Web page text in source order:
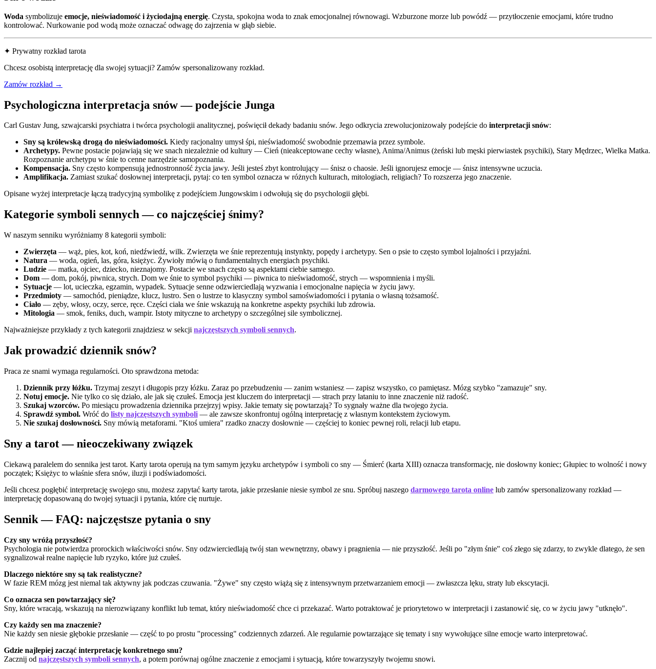
Woda symbolizuje emocje, nieświadomość i życiodajną energię. Czysta, spokojna woda to znak emocjonalnej równowagi. Wzburzone morze lub powódź — przytłoczenie emocjami, które trudno
kontrolować. Nurkowanie pod wodą może oznaczać odwagę do zajrzenia w głąb siebie.
✦ Prywatny rozkład tarota
Chcesz osobistą interpretację dla swojej sytuacji? Zamów spersonalizowany rozkład.
Zamów rozkład →
Psychologiczna interpretacja snów — podejście Junga
Carl Gustav Jung, szwajcarski psychiatra i twórca psychologii analitycznej, poświęcił dekady badaniu snów. Jego odkrycia zrewolucjonizowały podejście do interpretacji snów:
Sny są królewską drogą do nieświadomości. Kiedy racjonalny umysł śpi, nieświadomość swobodnie przemawia przez symbole.
Archetypy. Pewne postacie pojawiają się we snach niezależnie od kultury — Cień (nieakceptowane cechy własne), Anima/Animus (żeński lub męski pierwiastek psychiki), Stary Mędrzec, Wielka Matka.
Rozpoznanie archetypu w śnie to cenne narzędzie samopoznania.
Kompensacja. Sny często kompensują jednostronność życia jawy. Jeśli jesteś zbyt kontrolujący — śnisz o chaosie. Jeśli ignorujesz emocje — śnisz intensywne uczucia.
Amplifikacja. Zamiast szukać dosłownej interpretacji, pytaj: co ten symbol oznacza w różnych kulturach, mitologiach, religiach? To rozszerza jego znaczenie.
Opisane wyżej interpretacje łączą tradycyjną symbolikę z podejściem Jungowskim i odwołują się do psychologii głębi.
Kategorie symboli sennych — co najczęściej śnimy?
W naszym senniku wyróżniamy 8 kategorii symboli:
Zwierzęta — wąż, pies, kot, koń, niedźwiedź, wilk. Zwierzęta we śnie reprezentują instynkty, popędy i archetypy. Sen o psie to często symbol lojalności i przyjaźni.
Natura — woda, ogień, las, góra, księżyc. Żywioły mówią o fundamentalnych energiach psychiki.
Ludzie — matka, ojciec, dziecko, nieznajomy. Postacie we snach często są aspektami ciebie samego.
Dom — dom, pokój, piwnica, strych. Dom we śnie to symbol psychiki — piwnica to nieświadomość, strych — wspomnienia i myśli.
Sytuacje — lot, ucieczka, egzamin, wypadek. Sytuacje senne odzwierciedlają wyzwania i emocjonalne napięcia w życiu jawy.
Przedmioty — samochód, pieniądze, klucz, lustro. Sen o lustrze to klasyczny symbol samoświadomości i pytania o własną tożsamość.
Ciało — zęby, włosy, oczy, serce, ręce. Części ciała we śnie wskazują na konkretne aspekty psychiki lub zdrowia.
Mitologia — smok, feniks, duch, wampir. Istoty mityczne to archetypy o szczególnej sile symbolicznej.
Najważniejsze przykłady z tych kategorii znajdziesz w sekcji najczęstszych symboli sennych.
Jak prowadzić dziennik snów?
Praca ze snami wymaga regularności. Oto sprawdzona metoda:
Dziennik przy łóżku. Trzymaj zeszyt i długopis przy łóżku. Zaraz po przebudzeniu — zanim wstaniesz — zapisz wszystko, co pamiętasz. Mózg szybko "zamazuje" sny.
Notuj emocje. Nie tylko co się działo, ale jak się czułeś. Emocja jest kluczem do interpretacji — strach przy lataniu to inne znaczenie niż radość.
Szukaj wzorców. Po miesiącu prowadzenia dziennika przejrzyj wpisy. Jakie tematy się powtarzają? To sygnały ważne dla twojego życia.
Sprawdź symbol. Wróć do listy najczęstszych symboli — ale zawsze skonfrontuj ogólną interpretację z własnym kontekstem życiowym.
Nie szukaj dosłowności. Sny mówią metaforami. "Ktoś umiera" rzadko znaczy dosłownie — częściej to koniec pewnej roli, relacji lub etapu.
Sny a tarot — nieoczekiwany związek
Ciekawą paralelem do sennika jest tarot. Karty tarota operują na tym samym języku archetypów i symboli co sny — Śmierć (karta XIII) oznacza transformację, nie dosłowny koniec; Głupiec to wolność i nowy
początek; Księżyc to właśnie sfera snów, iluzji i podświadomości.
Jeśli chcesz pogłębić interpretację swojego snu, możesz zapytać karty tarota, jakie przesłanie niesie symbol ze snu. Spróbuj naszego darmowego tarota online lub zamów spersonalizowany rozkład —
interpretację dopasowaną do twojej sytuacji i pytania, które cię nurtuje.
Sennik — FAQ: najczęstsze pytania o sny
Czy sny wróżą przyszłość?
Psychologia nie potwierdza prorockich właściwości snów. Sny odzwierciedlają twój stan wewnętrzny, obawy i pragnienia — nie przyszłość. Jeśli po "złym śnie" coś złego się zdarzy, to zwykle dlatego, że sen
sygnalizował realne napięcie lub ryzyko, które już czułeś.
Dlaczego niektóre sny są tak realistyczne?
W fazie REM mózg jest niemal tak aktywny jak podczas czuwania. "Żywe" sny często wiążą się z intensywnym przetwarzaniem emocji — zwłaszcza lęku, straty lub ekscytacji.
Co oznacza sen powtarzający się?
Sny, które wracają, wskazują na nierozwiązany konflikt lub temat, który nieświadomość chce ci przekazać. Warto potraktować je priorytetowo w interpretacji i zastanowić się, co w życiu jawy "utknęło".
Czy każdy sen ma znaczenie?
Nie każdy sen niesie głębokie przesłanie — część to po prostu "processing" codziennych zdarzeń. Ale regularnie powtarzające się tematy i sny wywołujące silne emocje warto interpretować.
Gdzie najlepiej zacząć interpretację konkretnego snu?
Zacznij od najczęstszych symboli sennych, a potem porównaj ogólne znaczenie z emocjami i sytuacją, które towarzyszyły twojemu snowi.